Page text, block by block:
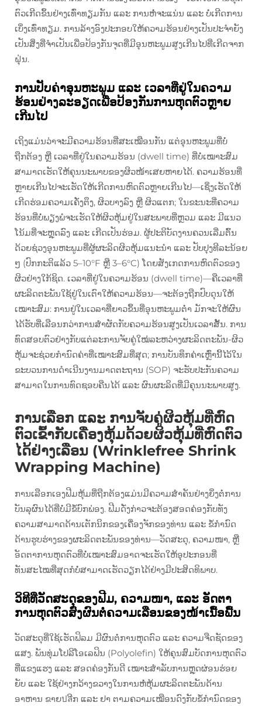
ຕົວເກີດຂຶ້ນຢ່າງເທົ່າທຽມກັນ ແລະ ການຫໍ່ຈະແນ່ນ ແລະ ບໍ່ເກີດການ
ເບິ່ງເທົ່າທຽມ. ການລ້າງອົງປະກອບໃຫ້ຄວາມຮ້ອນຢ່າງເປັນປະຈຳຍັງ
ເປັນສິ່ງທີ່ຈຳເປັນເພື່ອປ້ອງກັນຈຸດທີ່ມີອຸນຫະພູມສູງເກີນໄປທີ່ເກີດຈາກ
ຝຸ່ນ.
ການປັບຄ່າອຸນຫະພູມ ແລະ ເວລາທີ່ຢູ່ໃນຄວາມ
ຮ້ອນຢ່າງລະອຽດເພື່ອປ້ອງກັນການຫຸດຕົວຫຼາຍ
ເກີນໄປ
ເຖິງແມ່ນວ່າຈະມີຄວາມຮ້ອນທີ່ສະເໝືອນກັນ ແຕ່ອຸນຫະພູມທີ່ບໍ່
ຖືກຕ້ອງ ຫຼື ເວລາທີ່ຢູ່ໃນຄວາມຮ້ອນ (dwell time) ທີ່ບໍ່ເໝາະສົມ
ສາມາດເຮັດໃຫ້ຄຸນນະພາບຂອງຜິວໜ້າເສຍຫາຍໄດ້. ຄວາມຮ້ອນທີ່
ຫຼາຍເກີນໄປຈະເຮັດໃຫ້ເກີດການຫົດຕົວຫຼາຍເກີນໄປ—ເຊິ່ງເຮັດໃຫ້
ເກີດຮ່ອມຄວາມເຄັ່ງຕຶງ, ຜິວບາງລົງ ຫຼື ຜິວແຕກ; ໃນຂະນະທີ່ຄວາມ
ຮ້ອນທີ່ບໍ່ພຽງພໍຈະເຮັດໃຫ້ຜິວຫຸ້ມຢູ່ໃນສະພາບທີ່ຫຼວມ ແລະ ມີແນວ
ໂນ້ມທີ່ຈະຫຼຸດລົງ ແລະ ເກີດເປັນຮ່ອມ. ຜູ້ປະຕິບັດງານຄວນເລີ່ມຕົ້ນ
ດ້ວຍຊ່ວງອຸນຫະພູມທີ່ຜູ້ຜະລິດຜິວຫຸ້ມແນະນຳ ແລະ ປັບປຸງທີລະນ້ອຍ
ໆ (ປົກກະຕິແລ້ວ 5–10°F ຫຼື 3–6°C) ໂດຍສັງເກດການຫົດຕົວຂອງ
ຜິວຢ່າງໃກ້ຊິດ. ເວລາທີ່ຢູ່ໃນຄວາມຮ້ອນ (dwell time)—ຄືເວລາທີ່
ຜະລິດຕະພັນໃຊ້ຢູ່ໃນເຕົາໃຫ້ຄວາມຮ້ອນ—ຈະຕ້ອງຖືກປົບດຸນໃຫ້
ເໝາະສົມ: ການຢູ່ໃນເວລາທີ່ຍາວຂຶ້ນທີ່ອຸນຫະພູມຕ່ຳ ມັກຈະໃຫ້ຜົນ
ໄດ້ຮັບທີ່ເລືອນກວ່າການສຳຜັດກັບຄວາມຮ້ອນສູງເປັນເວລາສັ້ນ. ການ
ທົດສອບຕົວຢ່າງກັບແຕ່ລະການຈັບຄູ່ໃໝ່ລະຫວ່າງຜະລິດຕະພັນ-ຜິວ
ຫຸ້ມຈະຊ່ວຍກຳນົດຄ່າທີ່ເໝາະສົມທີ່ສຸດ; ການບັນທຶກຄ່າເຫຼົ່ານີ້ໄວ້ໃນ
ຂະບວນການດຳເນີນງານມາດຕະຖານ (SOP) ຈະຮັບປະກັນຄວາມ
ສາມາດໃນການທົດຊອບຄືນໄດ້ ແລະ ຜົນຜະລິດທີ່ມີຄຸນນະພາບສູງ.
ການເລືອກ ແລະ ການຈັບຄູ່ຜິວຫຸ້ມທີ່ຫົດ
ຕົວເຂົ້າກັບເຄື່ອງຫຸ້ມດ້ວຍຜິວຫຸ້ມທີ່ຫົດຕົວ
ໄດ້ຢ່າງເລືອນ (Wrinklefree Shrink
Wrapping Machine)
ການເລືອກເອງຟີມຫຸ້ມທີ່ຖືກຕ້ອງແມ່ນມີຄວາມສຳຄັນຢ່າງຍິ່ງຕໍ່ການ
ບັນລຸຜົນໄດ້ທີ່ບໍ່ມີຂໍ້ບົກພ່ອງ. ຟີມດັ່ງກ່າວຈະຕ້ອງສອດຄ່ອງກັບທັງ
ຄວາມສາມາດດ້ານເຕັກນິກຂອງເຄື່ອງຈັກຂອງທ່ານ ແລະ ຂໍ້ກຳນົດ
ດ້ານຮູບຮ່າງຂອງຜະລິດຕະພັນຂອງທ່ານ—ວັດສະດຸ, ຄວາມໜາ, ຫຼື
ອັດຕາການຫຸດຕົວທີ່ບໍ່ເໝາະສົມອາດຈະເຮັດໃຫ້ອຸປະກອນທີ່
ທັນສະໄໝທີ່ສຸດກໍບໍ່ສາມາດເຮັດວຽກໄດ້ຢ່າງມີປະສິດທິພາບ.
ວິທີທີ່ວັດສະດຸຂອງຟີມ, ຄວາມໜາ, ແລະ ອັດຕາ
ການຫຸດຕົວສົ່ງຜົນຕໍ່ຄວາມເລືອນຂອງໜ້າເນື້ອພື້ນ
ວັດສະດຸທີ່ໃຊ້ເຮັດຟິລມ ມີຜົນຕໍ່ການຫຸດຕົວ ແລະ ຄວາມຈືດຊັດຂອງ
ແສງ. ພັນທຸ່ມໂປລີໂອເລຟິນ (Polyolefin) ໃຫ້ຄຸນສົມບັດການຫຸດຕົວ
ທີ່ແຂງແຮງ ແລະ ສອດຄ່ອງກັນດີ ເໝາະສຳລັບການຫຼຸດຜ່ອນຮ່ອຍ
ຍັບ ແລະ ໃຊ້ຢ່າງກວ້າງຂວາງໃນການຫໍ່ຫຸ້ມຜະລິດຕະພັນດ້ານ
ອາຫານ ຂາຍปลີກ ແລະ ຢາ ຕາມຄວາມເໝືອນດົງກັບຂໍ້ກຳນົດຂອງ